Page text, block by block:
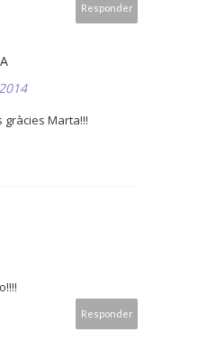
Responder
gràcies Marta!!!
Responder